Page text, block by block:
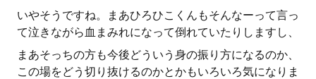
いやそうですね。まあひろひこくんもそんなーって言っ
て泣きながら血まみれになって倒れていたりしますし、
まあそっちの方も今後どういう身の振り方になるのか、
この場をどう切り抜けるのかとかもいろいろ気になりま